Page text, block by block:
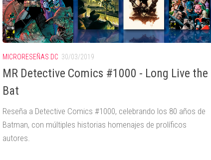
MICRORESEÑAS DC 30/03/2019
MR Detective Comics #1000 - Long Live the
Bat
Reseña a Detective Comics #1000, celebrando los 80 años de
Batman, con múltiples historias homenajes de prolíficos
autores.